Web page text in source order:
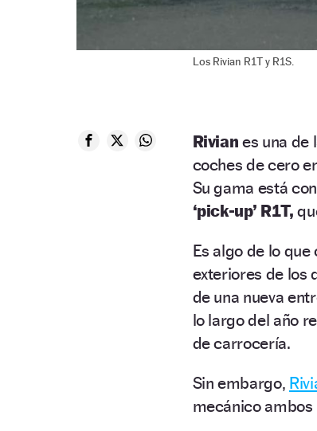
Los Rivian R1T y R1S.
Rivianes una de
coches de cero
Su gama está
‘pick-up’ R1T,
Es algo de lo
exteriores de los
de una nueva
lo largo del año
de carrocería.
Sin embargo,
mecánico